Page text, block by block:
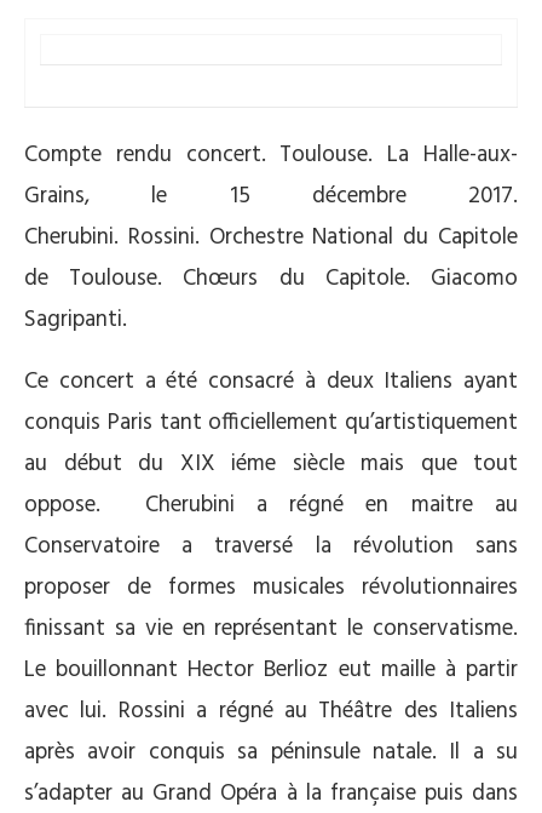
Compte rendu concert. Toulouse. La Halle-aux-
Grains, le 15 décembre 2017.
Cherubini. Rossini. Orchestre National du Capitole
de Toulouse. Chœurs du Capitole. Giacomo
Sagripanti.
Ce concert a été consacré à deux Italiens ayant
conquis Paris tant officiellement qu’artistiquement
au début du XIX iéme siècle mais que tout
oppose. Cherubini a régné en maitre au
Conservatoire a traversé la révolution sans
proposer de formes musicales révolutionnaires
finissant sa vie en représentant le conservatisme.
Le bouillonnant Hector Berlioz eut maille à partir
avec lui. Rossini a régné au Théâtre des Italiens
après avoir conquis sa péninsule natale. Il a su
s’adapter au Grand Opéra à la française puis dans